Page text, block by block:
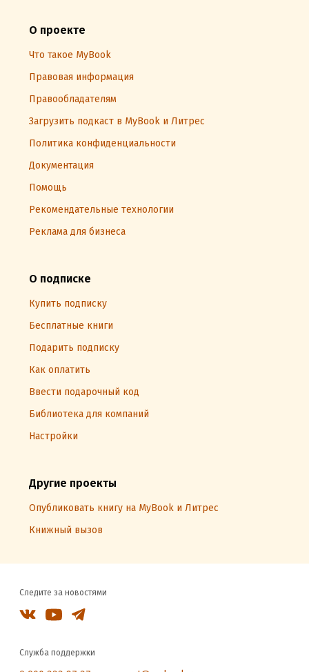
О проекте
Что такое MyBook
Правовая информация
Правообладателям
Загрузить подкаст в MyBook и Литрес
Политика конфиденциальности
Документация
Помощь
Рекомендательные технологии
Реклама для бизнеса
О подписке
Купить подписку
Бесплатные книги
Подарить подписку
Как оплатить
Ввести подарочный код
Библиотека для компаний
Настройки
Другие проекты
Опубликовать книгу на MyBook и Литрес
Книжный вызов
Следите за новостями
Служба поддержки